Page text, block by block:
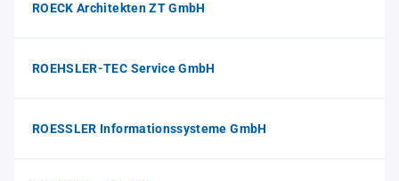
ROECK Architekten ZT GmbH
ROEHSLER-TEC Service GmbH
ROESSLER Informationssysteme GmbH